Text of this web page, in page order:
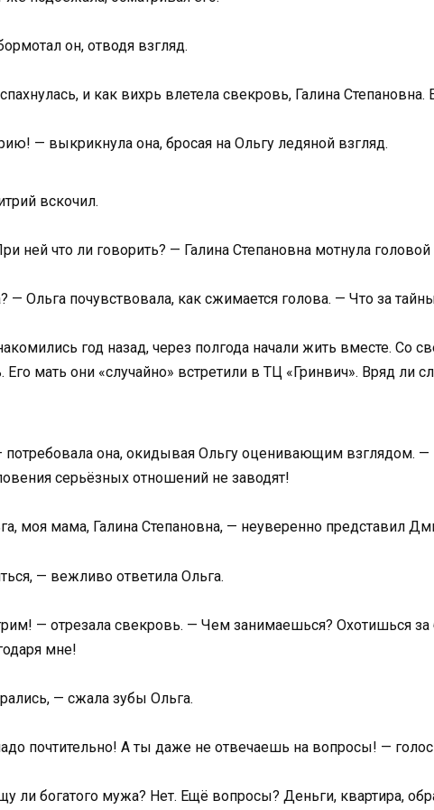
он, отводя взгляд.
и как вихрь влетела свекровь, Галина Степановна.
— выкрикнула она, бросая на Ольгу ледяной взгляд.
вскочил.
ней что ли говорить? — Галина Степановна мотнула
— Ольга почувствовала, как сжимается голова. — Что за
год назад, через полгода начали жить вместе. Со
мать они «случайно» встретили в ТЦ «Гринвич». Вряд ли
она, окидывая Ольгу оценивающим взглядом.
серьёзных отношений не заводят!
моя мама, Галина Степановна, — неуверенно представил
— вежливо ответила Ольга.
— отрезала свекровь. — Чем занимаешься? Охотишься
мне!
— сжала зубы Ольга.
почтительно! А ты даже не отвечаешь на вопросы! —
ли богатого мужа? Нет. Ещё вопросы? Деньги, квартира,